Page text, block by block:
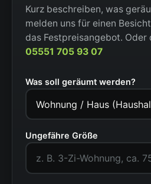
Kurz beschreiben, was
melden uns für einen
das Festpreisangebot. Oder
05551 705 93 07
Was soll geräumt werden?
Ungefähre Größe